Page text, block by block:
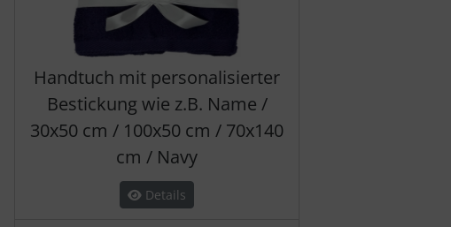
Handtuch mit personalisierter
Bestickung wie z.B. Name /
30x50 cm / 100x50 cm / 70x140
cm / Navy
Details